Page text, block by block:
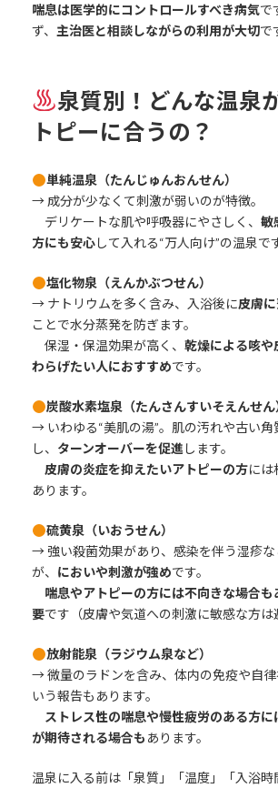
喘息は医学的にコントロールすべき病気で
ず、 主治医と相談しながらの利用が大切で
泉質別！どんな温泉
トピーに合うの？
単純温泉（たんじゅんおんせん）
→ 成分が少なくて刺激が弱いのが特徴。
デリケートな肌や呼吸器にやさしく、 敏
方にも安心して入れる“万人向け”の温泉です
塩化物泉（えんかぶつせん）
→ ナトリウムを多く含み、入浴後に皮膚
ことで水分蒸発を防ぎます。
保湿・保温効果が高く、 乾燥による咳や
わらげたい人におすすめです。
炭酸水素塩泉（たんさんすいそえんせん
→ いわゆる“美肌の湯”。肌の汚れや古い角
し、 ターンオーバーを促進します。
皮膚の炎症を抑えたいアトピーの方には
あります。
硫黄泉（いおうせん）
→ 強い殺菌効果があり、感染を伴う湿疹な
が、 においや刺激が強めです。
喘息やアトピーの方には不向きな場合
要です（皮膚や気道への刺激に敏感な方は
放射能泉（ラジウム泉など）
→ 微量のラドンを含み、体内の免疫や自律
いう報告もあります。
ストレス性の喘息や慢性疲労のある方
が期待される場合も あります。
温泉に入る前は「泉質」「温度」「入浴時